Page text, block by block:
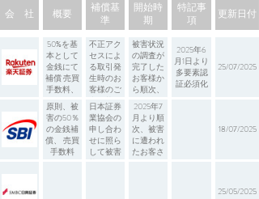
会 社 概要
補償基
準
開始時
期
特記事
項
更新日付
50%を基
本として
金銭にて
補償 売買
手数料、
見舞金一
律1万円
不正アク
セスによ
る取引発
生時のお
客様のご
利用状況
等を個別
に確認さ
せていた
だいたう
えで、最
被害状況
の調査が
完了した
お客様か
ら順次、
2025年7
月よりご
登録住所
宛に、補
償手続き
に関する
2025年6
月1日より
多要素認
証必須化
25/07/2025
原則、被
害の50％
の金銭補
償、 売買
手数料
日本証券
業協会の
申し合わ
せに照ら
して被害
状況を精
2025年7
月より順
次、被害
に遭われ
たお客さ
18/07/2025
25/05/2025